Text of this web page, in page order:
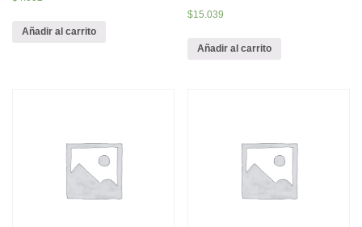
Añadir al carrito
$15.039
Añadir al carrito